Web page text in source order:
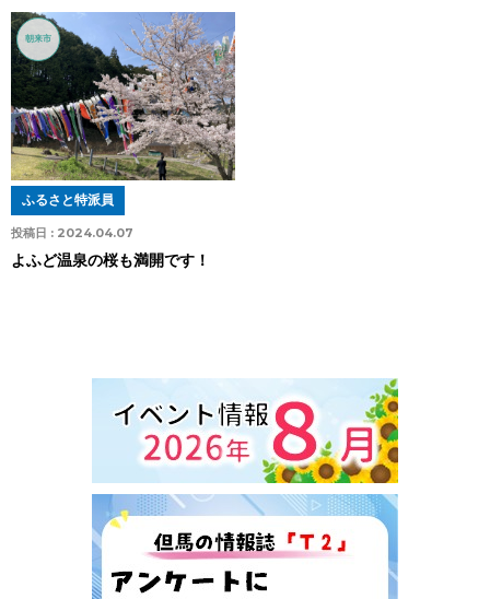
朝来市
投稿日 : 2024.04.07
ふるさと特派員
よふど温泉の桜も満開です！